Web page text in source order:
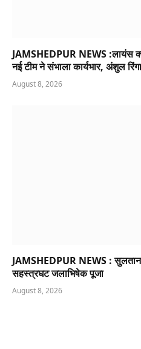
JAMSHEDPUR NEWS :लायंस
नई टीम ने संभाला कार्यभार, अंशुल
August 8, 2026
JAMSHEDPUR NEWS :
सहस्त्रघट जलाभिषेक पूजा
August 8, 2026